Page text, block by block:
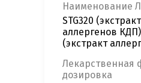
Наименование
STG320 (экстракт
аллергенов КДП)
(экстракт
Лекарственная
дозировка